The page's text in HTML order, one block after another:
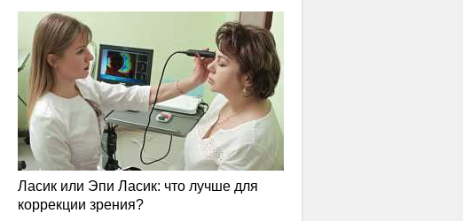
Ласик или Эпи Ласик: что лучше для
коррекции зрения?